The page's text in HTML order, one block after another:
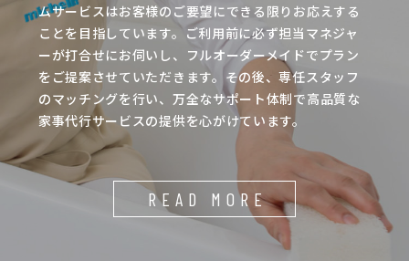
ムサービスはお客様のご要望にできる限りお応えする
ことを目指しています。ご利用前に必ず担当マネジャ
ーが打合せにお伺いし、フルオーダーメイドでプラン
をご提案させていただきます。その後、専任スタッフ
のマッチングを行い、万全なサポート体制で高品質な
家事代行サービスの提供を心がけています。
READ MORE